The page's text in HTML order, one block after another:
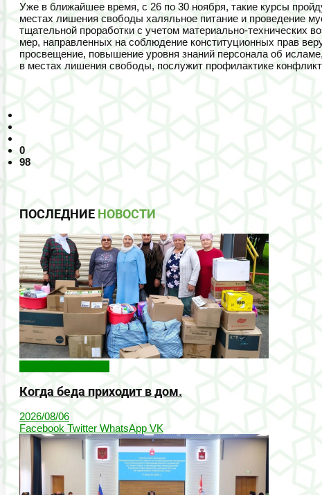
Уже в ближайшее время, с 26 по 30 ноября, такие курсы
местах лишения свободы халяльное питание и проведение
тщательной проработки с учетом материально-технических
мер, направленных на соблюдение конституционных прав
просвещение, повышение уровня знаний персонала об
в местах лишения свободы, послужит профилактике
0
98
ПОСЛЕДНИЕ НОВОСТИ
Когда беда приходит в дом.
2026/08/06
Facebook Twitter WhatsApp VK